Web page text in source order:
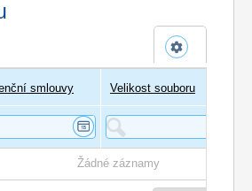
smlouvy Velikost souboru
Žádné záznamy